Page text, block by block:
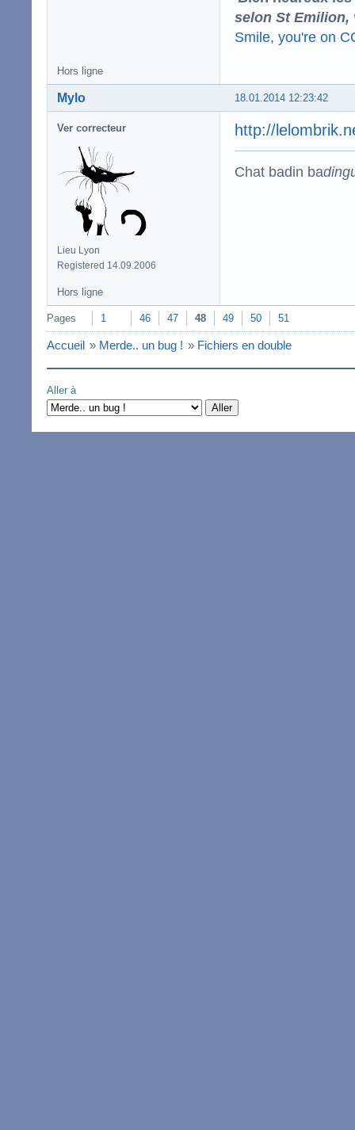
selon St Emilion,
Smile, you're on
Hors ligne
18.01.2014 12:23:42
Mylo
Ver correcteur
Lieu Lyon
Registered 14.09.2006
http://
Chat badin ba
Hors ligne
Pages 1 46 47 48 49 50 51
Accueil » Merde.. un bug ! » Fichiers en double
Aller à